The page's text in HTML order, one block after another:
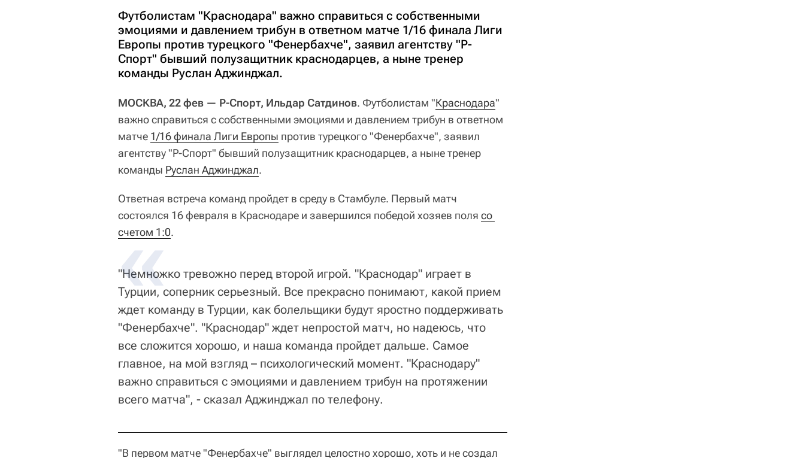
Футболистам "Краснодара" важно справиться с собственными
эмоциями и давлением трибун в ответном матче 1/16 финала Лиги
Европы против турецкого "Фенербахче", заявил агентству "Р-
Спорт" бывший полузащитник краснодарцев, а ныне тренер
команды Руслан Аджинджал.
МОСКВА, 22 фев — Р-Спорт, Ильдар Сатдинов. Футболистам "Краснодара"
важно справиться с собственными эмоциями и давлением трибун в ответном
матче 1/16 финала Лиги Европы против турецкого "Фенербахче", заявил
агентству "Р-Спорт" бывший полузащитник краснодарцев, а ныне тренер
команды Руслан Аджинджал.
Ответная встреча команд пройдет в среду в Стамбуле. Первый матч
состоялся 16 февраля в Краснодаре и завершился победой хозяев поля со
счетом 1:0.
"Немножко тревожно перед второй игрой. "Краснодар" играет в
Турции, соперник серьезный. Все прекрасно понимают, какой прием
ждет команду в Турции, как болельщики будут яростно поддерживать
"Фенербахче". "Краснодар" ждет непростой матч, но надеюсь, что
все сложится хорошо, и наша команда пройдет дальше. Самое
главное, на мой взгляд – психологический момент. "Краснодару"
важно справиться с эмоциями и давлением трибун на протяжении
всего матча", - сказал Аджинджал по телефону.
"В первом матче "Фенербахче" выглядел целостно хорошо, хоть и не создал